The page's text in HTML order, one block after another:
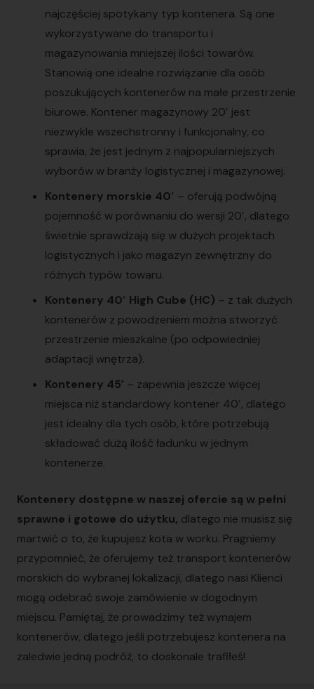
najczęściej spotykany typ kontenera. Są one
wykorzystywane do transportu i
magazynowania mniejszej ilości towarów.
Stanowią one idealne rozwiązanie dla osób
poszukujących kontenerów na małe przestrzenie
biurowe. Kontener magazynowy 20′ jest
niezwykle wszechstronny i funkcjonalny, co
sprawia, że jest jednym z najpopularniejszych
wyborów w branży logistycznej i magazynowej.
Kontenery morskie 40′ – oferują podwójną
pojemność w porównaniu do wersji 20′, dlatego
świetnie sprawdzają się w dużych projektach
logistycznych i jako magazyn zewnętrzny do
różnych typów towaru.
Kontenery 40′ High Cube (HC) – z tak dużych
kontenerów z powodzeniem można stworzyć
przestrzenie mieszkalne (po odpowiedniej
adaptacji wnętrza).
Kontenery 45’ – zapewnia jeszcze więcej
miejsca niż standardowy kontener 40′, dlatego
jest idealny dla tych osób, które potrzebują
składować dużą ilość ładunku w jednym
kontenerze.
Kontenery dostępne w naszej ofercie są w pełni
sprawne i gotowe do użytku, dlatego nie musisz się
martwić o to, że kupujesz kota w worku. Pragniemy
przypomnieć, że oferujemy też transport kontenerów
morskich do wybranej lokalizacji, dlatego nasi Klienci
mogą odebrać swoje zamówienie w dogodnym
miejscu. Pamiętaj, że prowadzimy też wynajem
kontenerów, dlatego jeśli potrzebujesz kontenera na
zaledwie jedną podróż, to doskonale trafiłeś!